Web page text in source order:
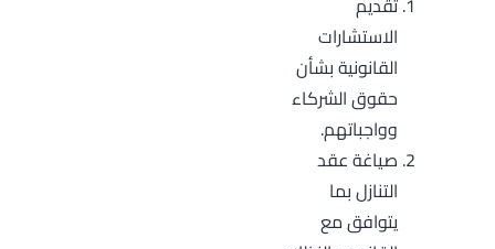
الاستشارات
القانونية بشأن
حقوق الشركاء
وواجباتهم.
صياغة عقد
التنازل بما
يتوافق مع